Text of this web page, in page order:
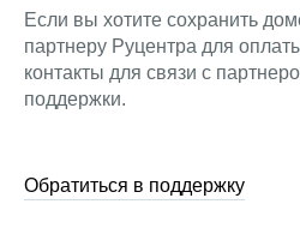
Если вы хотите сохранить
партнеру Руцентра для
контакты для связи с
поддержки.
Обратиться в поддержку